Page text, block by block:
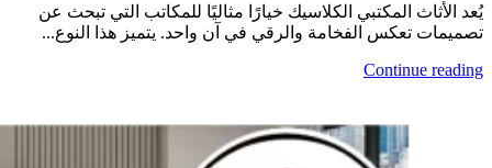
يُعد الأثاث المكتبي الكلاسيك خيارًا مثاليًا للمكاتب التي تبحث عن
تصميمات تعكس الفخامة والرقي في آن واحد. يتميز هذا النوع...
Continue reading